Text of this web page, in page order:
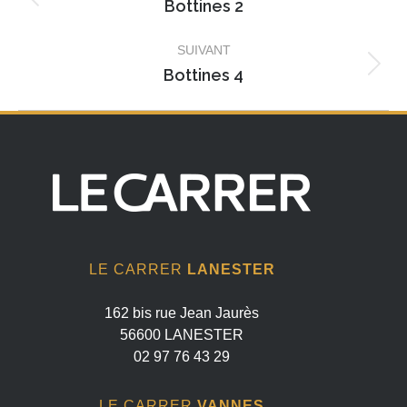
Album
:
Bottines 2
SUIVANT
Album
Bottines 4
LE CARRER LANESTER
162 bis rue Jean Jaurès
56600 LANESTER
02 97 76 43 29